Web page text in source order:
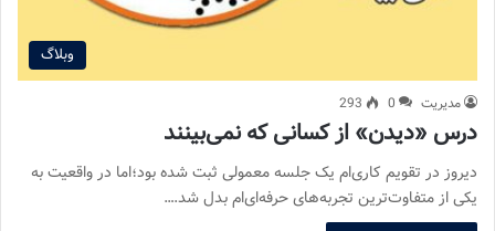
وبلاگ
مدیریت 0
293
درس «دیدن» از کسانی که نمی‌بینند
دیروز در تقویم کاری‌ام یک جلسه معمولی ثبت شده بود؛اما در واقعیت به
یکی از متفاوت‌ترین تجربه‌های حرفه‌ای‌ام بدل شد.…